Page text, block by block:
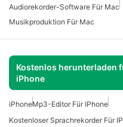
Audiorekorder-Software Für Mac
Musikproduktion Für Mac
Kostenlos herunterladen
iPhone
iPhoneMp3-Editor Für IPhone
Kostenloser Sprachrekorder Für